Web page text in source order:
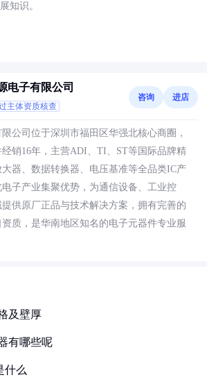
知识。
电子有限公司
主体资质核查
咨询 进店
公司位于深圳市福田区华强北核心商圈，
销16年，主营ADI、TI、ST等国际品牌精
器、数据转换器、电压基准等全品类IC产
子产业集聚优势，为通信设备、工业控
供原厂正品与技术解决方案，拥有完善的
质，是华南地区知名的电子元器件专业服
及壁厚
有哪些呢
什么